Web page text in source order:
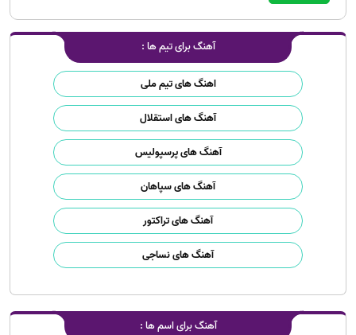
آهنگ برای تیم ها :
اهنگ های تیم ملی
آهنگ های استقلال
آهنگ های پرسپولیس
آهنگ های سپاهان
آهنگ های تراکتور
آهنگ های نساجی
آهنگ برای اسم ها :